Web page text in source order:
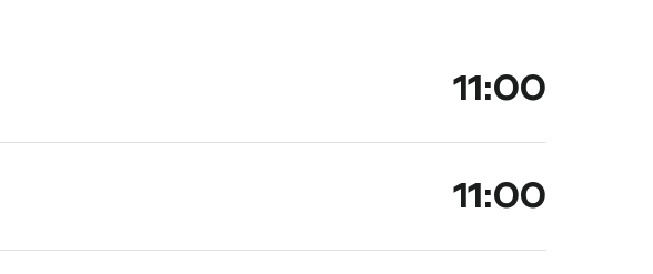
11:00
11:00